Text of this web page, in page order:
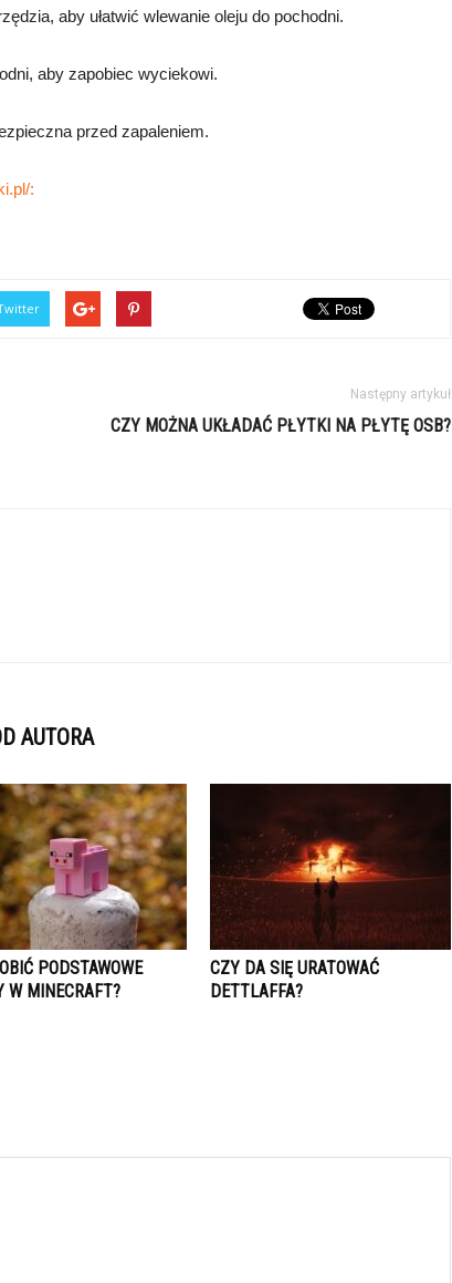
aby ułatwić wlewanie oleju do pochodni.
aby zapobiec wyciekowi.
przed zapaleniem.
:
Następny artykuł
CZY MOŻNA UKŁADAĆ PŁYTKI NA PŁYTĘ OSB?
AUTORA
PODSTAWOWE
W MINECRAFT?
CZY DA SIĘ URATOWAĆ
DETTLAFFA?